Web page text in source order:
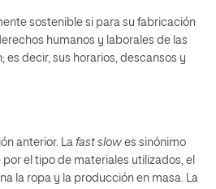
sostenible si para su fabricación
humanos y laborales de las
es decir, sus horarios, descansos y
anterior. La fast slow es sinónimo
el tipo de materiales utilizados, el
la ropa y la producción en masa. La